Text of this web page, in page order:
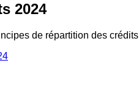
2024
de répartition des crédits